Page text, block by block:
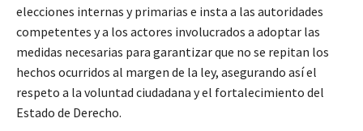
elecciones internas y primarias e insta a las autoridades
competentes y a los actores involucrados a adoptar las
medidas necesarias para garantizar que no se repitan los
hechos ocurridos al margen de la ley, asegurando así el
respeto a la voluntad ciudadana y el fortalecimiento del
Estado de Derecho.